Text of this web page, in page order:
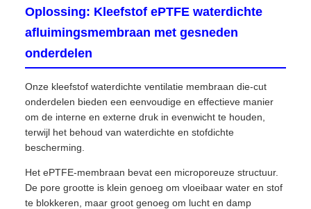
Oplossing: Kleefstof ePTFE waterdichte
afluimingsmembraan met gesneden
onderdelen
Onze kleefstof waterdichte ventilatie membraan die-cut
onderdelen bieden een eenvoudige en effectieve manier
om de interne en externe druk in evenwicht te houden,
terwijl het behoud van waterdichte en stofdichte
bescherming.
Het ePTFE-membraan bevat een microporeuze structuur.
De pore grootte is klein genoeg om vloeibaar water en stof
te blokkeren, maar groot genoeg om lucht en damp